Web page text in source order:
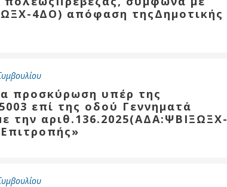
περιβάλλον
Παιδικοί σταθμοί
Πολιτική
προστασία
4ΔΟ) απόφαση τηςΔημοτικής
προσκύρωση υπέρ της
επί της οδού Γεννηματά
την αριθ.136.2025(ΑΔΑ:ΨΒΙΞΩΞΧ-